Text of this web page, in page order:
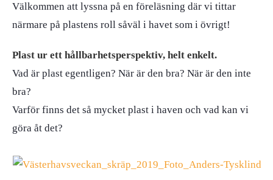
Välkommen att lyssna på en föreläsning där vi tittar
närmare på plastens roll såväl i havet som i övrigt!
Plast ur ett hållbarhetsperspektiv, helt enkelt.
Vad är plast egentligen? När är den bra? När är den inte
bra?
Varför finns det så mycket plast i haven och vad kan vi
göra åt det?